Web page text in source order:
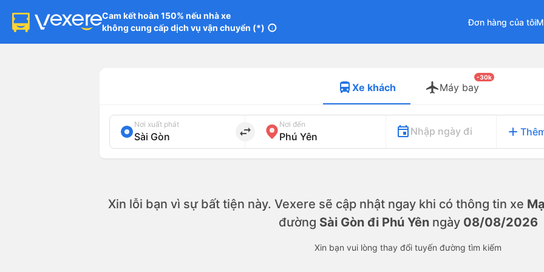
Cam kết hoàn 150% nếu nhà xe
không cung cấp dịch vụ vận chuyển (*) info
Đơn hàng của tôi
Xe khách Máy bay
-30k
Nơi xuất phát
import_export
Nơi đến
Nhập ngày đi add
Xin lỗi bạn vì sự bất tiện này. Vexere sẽ cập nhật ngay khi có thông tin xe
đường Sài Gòn đi Phú Yênngày 08/08/2026
Xin bạn vui lòng thay đổi tuyến đường tìm kiếm